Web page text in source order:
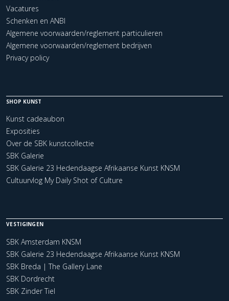
Vacatures
Schenken en ANBI
Algemene voorwaarden/reglement particulieren
Algemene voorwaarden/reglement bedrijven
Privacy policy
SHOP KUNST
Kunst cadeaubon
Exposities
Over de SBK kunstcollectie
SBK Galerie
SBK Galerie 23 Hedendaagse Afrikaanse Kunst KNSM
Cultuurvlog My Daily Shot of Culture
VESTIGINGEN
SBK Amsterdam KNSM
SBK Galerie 23 Hedendaagse Afrikaanse Kunst KNSM
SBK Breda | The Gallery Lane
SBK Dordrecht
SBK Zinder Tiel